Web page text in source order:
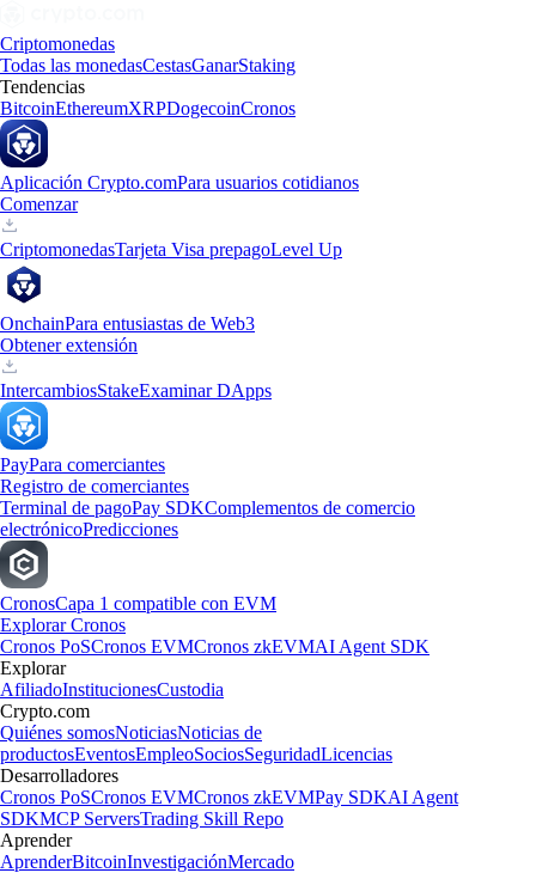
Criptomonedas
Todas las monedasCestasGanarStaking
Tendencias
BitcoinEthereumXRPDogecoinCronos
Aplicación Crypto.comPara usuarios cotidianos
Comenzar
CriptomonedasTarjeta Visa prepagoLevel Up
OnchainPara entusiastas de Web3
Obtener extensión
IntercambiosStakeExaminar DApps
PayPara comerciantes
Registro de comerciantes
Terminal de pagoPay SDKComplementos de comercio
electrónicoPredicciones
CronosCapa 1 compatible con EVM
Explorar Cronos
Cronos PoSCronos EVMCronos zkEVMAI Agent SDK
Explorar
AfiliadoInstitucionesCustodia
Crypto.com
Quiénes somosNoticiasNoticias de
productosEventosEmpleoSociosSeguridadLicencias
Desarrolladores
Cronos PoSCronos EVMCronos zkEVMPay SDKAI Agent
SDKMCP ServersTrading Skill Repo
Aprender
AprenderBitcoinInvestigaciónMercado